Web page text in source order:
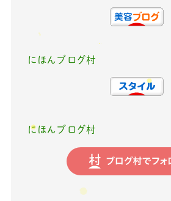
にほんブログ村
にほんブログ村